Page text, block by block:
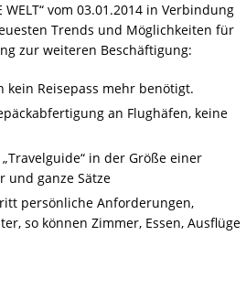
vom 03.01.2014 in Verbindung
Trends und Möglichkeiten für
zur weiteren Beschäftigung:
kein Reisepass mehr benötigt.
an Flughäfen, keine
in der Größe einer
und ganze Sätze
persönliche Anforderungen,
so können Zimmer, Essen, Ausflüge